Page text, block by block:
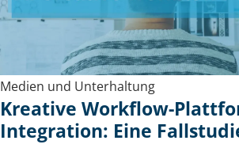
Medien und Unterhaltung
Kreative Workflow-
Integration: Eine